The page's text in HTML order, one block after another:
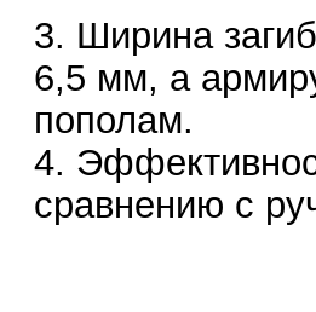
3. Ширина
6,5 мм, а
пополам.
4.
сравнению с